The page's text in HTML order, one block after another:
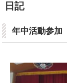
日記
年中活動参加